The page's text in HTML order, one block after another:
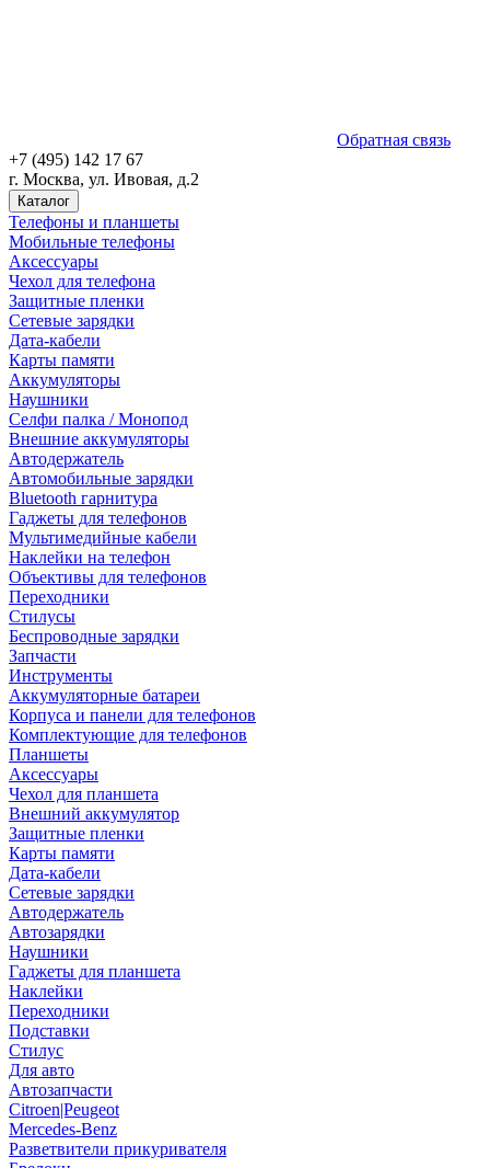
Обратная связь
+7 (495) 142 17 67
г. Москва, ул. Ивовая, д.2
Каталог
Телефоны и планшеты
Мобильные телефоны
Аксессуары
Чехол для телефона
Защитные пленки
Сетевые зарядки
Дата-кабели
Карты памяти
Аккумуляторы
Наушники
Селфи палка / Монопод
Внешние аккумуляторы
Автодержатель
Автомобильные зарядки
Bluetooth гарнитура
Гаджеты для телефонов
Мультимедийные кабели
Наклейки на телефон
Объективы для телефонов
Переходники
Стилусы
Беспроводные зарядки
Запчасти
Инструменты
Аккумуляторные батареи
Корпуса и панели для телефонов
Комплектующие для телефонов
Планшеты
Аксессуары
Чехол для планшета
Внешний аккумулятор
Защитные пленки
Карты памяти
Дата-кабели
Сетевые зарядки
Автодержатель
Автозарядки
Наушники
Гаджеты для планшета
Наклейки
Переходники
Подставки
Стилус
Для авто
Автозапчасти
Citroen|Peugeot
Mercedes-Benz
Разветвители прикуривателя